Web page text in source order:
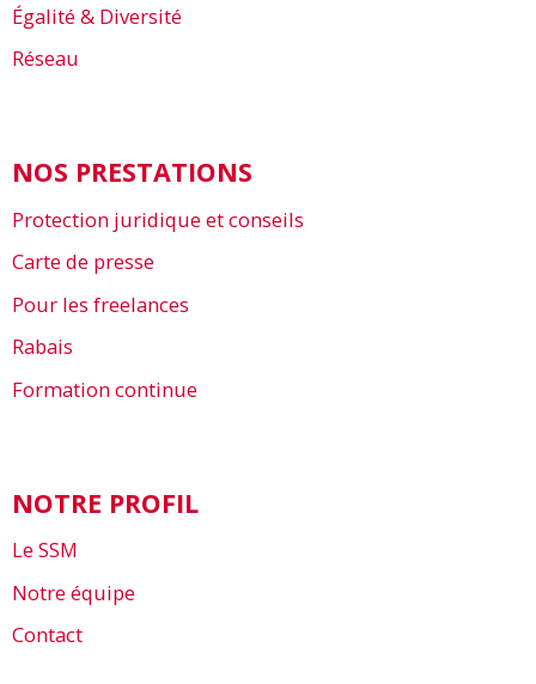
Égalité & Diversité
Réseau
NOS PRESTATIONS
Protection juridique et conseils
Carte de presse
Pour les freelances
Rabais
Formation continue
NOTRE PROFIL
Le SSM
Notre équipe
Contact